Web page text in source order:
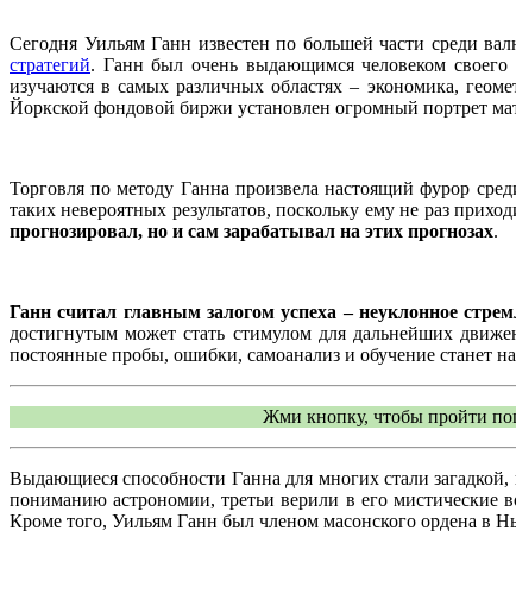
Сегодня Уильям Ганн известен по большей части среди
стратегий. Ганн был очень выдающимся человеком своего
изучаются в самых различных областях – экономика,
Йоркской фондовой биржи установлен огромный портрет
Торговля по методу Ганна произвела настоящий фурор
таких невероятных результатов, поскольку ему не раз
прогнозировал, но и сам зарабатывал на этих прогнозах.
Ганн считал главным залогом успеха – неуклонное
достигнутым может стать стимулом для дальнейших
постоянные пробы, ошибки, самоанализ и обучение станет
Жми кнопку, чтобы пройти
Выдающиеся способности Ганна для многих стали
пониманию астрономии, третьи верили в его мистические
Кроме того, Уильям Ганн был членом масонского ордена в